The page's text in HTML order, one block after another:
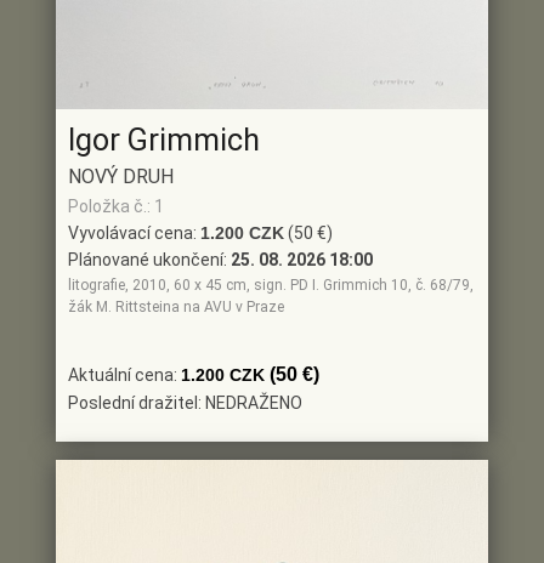
Igor Grimmich
NOVÝ DRUH
Položka č.: 1
Vyvolávací cena: 1.200 CZK(50 €)
Plánované ukončení: 25. 08. 2026 18:00
litografie, 2010, 60 x 45 cm, sign. PD I. Grimmich 10, č. 68/79,
žák M. Rittsteina na AVU v Praze
Aktuální cena: 1.200 CZK (50 €)
Poslední dražitel: NEDRAŽENO